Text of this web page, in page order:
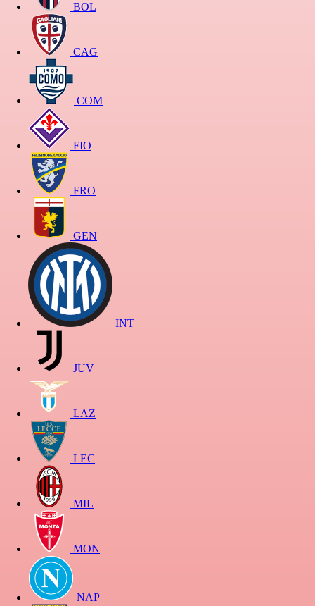
BOL
CAG
COM
FIO
FRO
GEN
INT
JUV
LAZ
LEC
MIL
MON
NAP